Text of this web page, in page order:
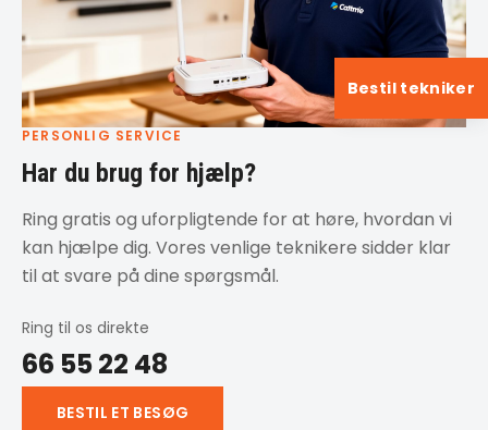
PERSONLIG SERVICE
Har du brug for hjælp?
Ring gratis og uforpligtende for at høre, hvordan vi
kan hjælpe dig. Vores venlige teknikere sidder klar
til at svare på dine spørgsmål.
Ring til os direkte
66 55 22 48
BESTIL ET BESØG
Bestil tekniker